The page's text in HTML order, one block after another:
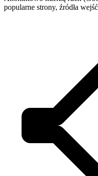
popularne strony, źródła